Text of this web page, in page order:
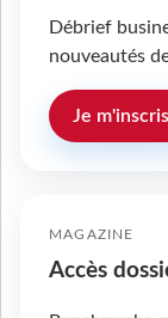
Débrief
nouveautés
Je m'inscris
MAGAZINE
Accès